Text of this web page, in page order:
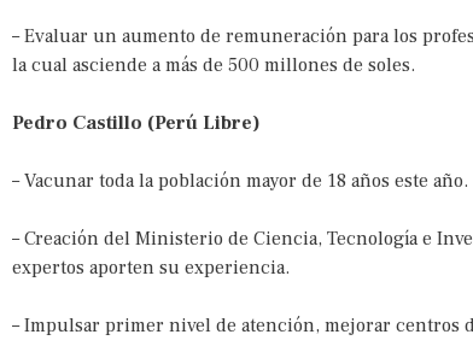
– Evaluar un aumento de remuneración para los
la cual asciende a más de 500 millones de soles.
Pedro Castillo (Perú Libre)
– Vacunar toda la población mayor de 18 años este año.
– Creación del Ministerio de Ciencia, Tecnología e
expertos aporten su experiencia.
– Impulsar primer nivel de atención, mejorar centros